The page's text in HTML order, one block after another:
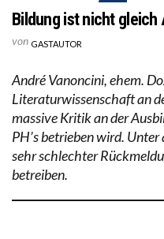
Bildung ist nicht gleich
von GASTAUTOR
André Vanoncini, ehem.
Literaturwissenschaft an
massive Kritik an der
PH’s betrieben wird.
sehr schlechter
betreiben.